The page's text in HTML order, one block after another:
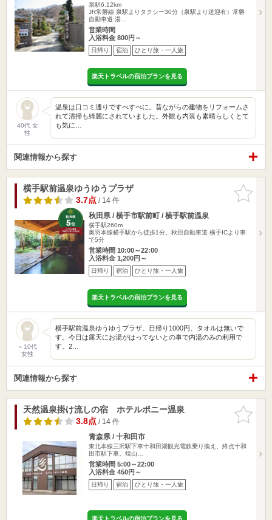
泉駅6.12km
JR常磐線 泉駅よりタクシー30分（泉駅より送迎有）常磐
自動車道 湯…
営業時間
入浴料金 800円～
日帰り 宿泊 ひとり旅・一人旅
楽天トラベルの宿泊プランを見る
40代 女
性
温泉は口コミ通りですべすべに。昔ながらの建物をリフォームさ
れて清掃も綺麗にされていました。外観も内装も素晴らしくとて
も気に…
関連情報から探す
お気に入
りに追加
横手駅前温泉ゆうゆうプラザ
3.7点/ 14 件
秋田県 / 横手市駅前町 / 横手駅前温泉
横手駅260m
奥羽本線横手駅から徒歩1分。秋田自動車道 横手ICより車
で5分
営業時間 10:00～22:00
入浴料金 1,200円～
日帰り 宿泊 ひとり旅・一人旅
楽天トラベルの宿泊プランを見る
～10代
女性
横手駅前温泉ゆうゆうプラザ。日帰り1000円、タオルは無いで
す。今日は露天にお湯がはってないとの事で内湯のみの利用で
す。2…
関連情報から探す
お気に入
りに追加
天然温泉掛け流しの宿 ホテルポニー温泉
3.8点/ 14 件
青森県 / 十和田市
東北本線三沢駅下車十和田湖観光電鉄乗り換え、終点十和
田市駅下車。焼山…
営業時間 5:00～22:00
入浴料金 450円～
日帰り 宿泊 ひとり旅・一人旅
楽天トラベルの宿泊プランを見る